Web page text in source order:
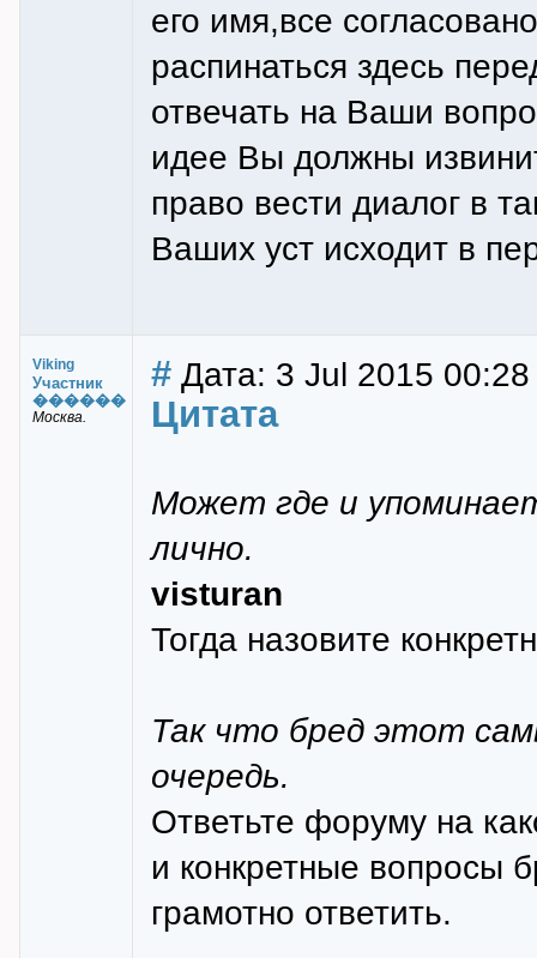
его имя,все
распинаться здесь
отвечать на Ваши
идее Вы должны
право вести диалог в
Ваших уст исходит в
Viking
Участник
������
Москва.
# Дата: 3 Jul 2015
Цитата
Может где и
лично.
visturan
Тогда назовите
Так что бред этот
очередь.
Ответьте форуму на
и конкретные вопросы
грамотно ответить.